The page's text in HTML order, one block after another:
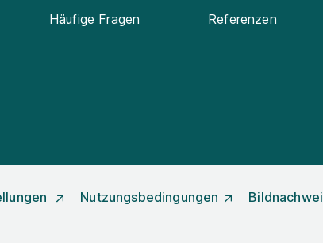
Häufige Fragen
Referenzen
Nutzungsbedingungen